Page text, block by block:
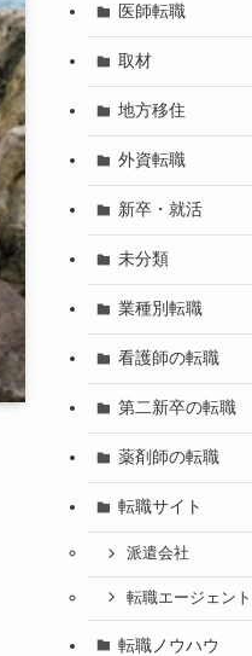
医師転職
取材
地方移住
外資転職
新卒・就活
未分類
業種別転職
看護師の転職
第二新卒の転職
薬剤師の転職
転職サイト
派遣会社
転職エージェント
転職ノウハウ